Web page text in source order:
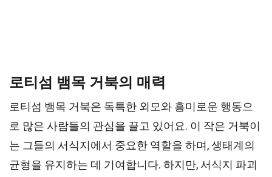
로티섬 뱀목 거북의 매력
로티섬 뱀목 거북은 독특한 외모와 흥미로운 행동으
로 많은 사람들의 관심을 끌고 있어요. 이 작은 거북이
는 그들의 서식지에서 중요한 역할을 하며, 생태계의
균형을 유지하는 데 기여합니다. 하지만, 서식지 파괴